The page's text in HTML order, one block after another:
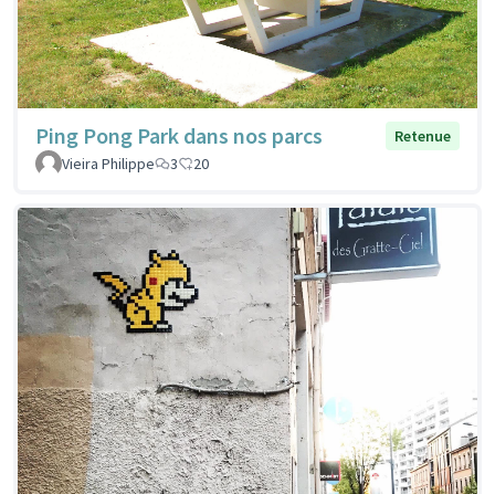
Ping Pong Park dans nos parcs
Retenue
Vieira Philippe
3 20